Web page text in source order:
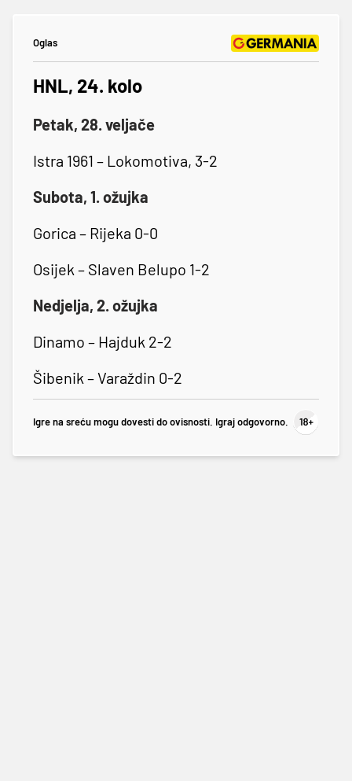
Oglas
HNL, 24. kolo
Petak, 28. veljače
Istra 1961 – Lokomotiva, 3-2
Subota, 1. ožujka
Gorica – Rijeka 0-0
Osijek – Slaven Belupo 1-2
Nedjelja, 2. ožujka
Dinamo – Hajduk 2-2
Šibenik – Varaždin 0-2
Igre na sreću mogu dovesti do ovisnosti. Igraj odgovorno.